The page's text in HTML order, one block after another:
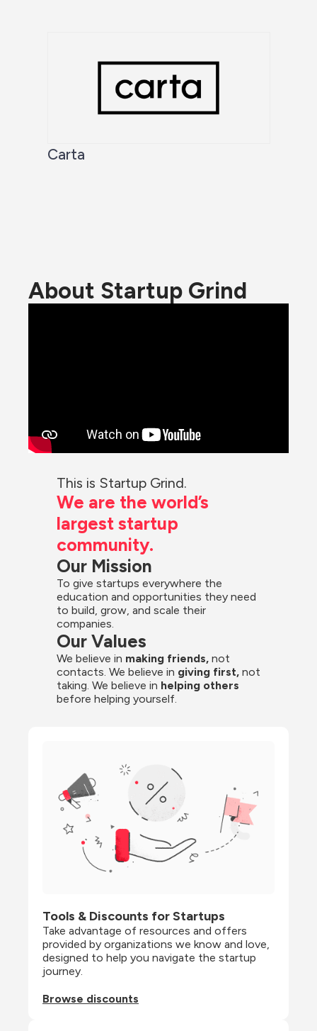
Carta
About Startup Grind
This is Startup Grind.
We are the world’s
largest startup
community.
Our Mission
To give startups everywhere the
education and opportunities they need
to build, grow, and scale their
companies.
Our Values
We believe in making friends, not
contacts. We believe in giving first, not
taking. We believe in helping others
before helping yourself.
Tools & Discounts for Startups
Take advantage of resources and offers
provided by organizations we know and love,
designed to help you navigate the startup
journey.
Browse discounts